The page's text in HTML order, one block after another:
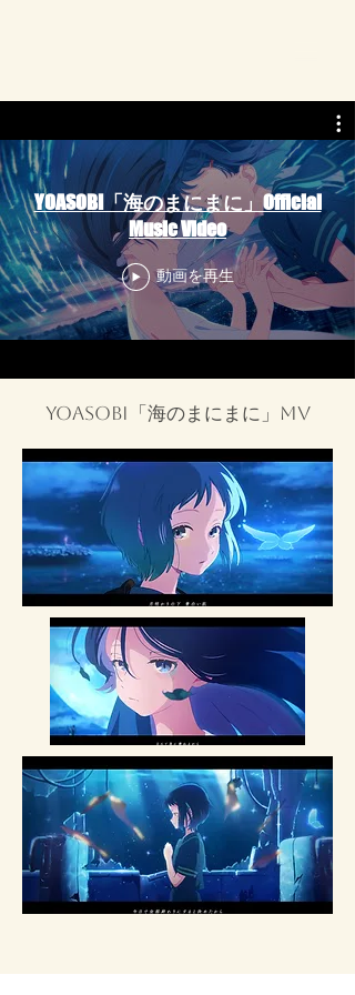
YOASOBI「海のまにまに」Official
Music Video
動画を再生
YOASOBI「海のまにまに」MV